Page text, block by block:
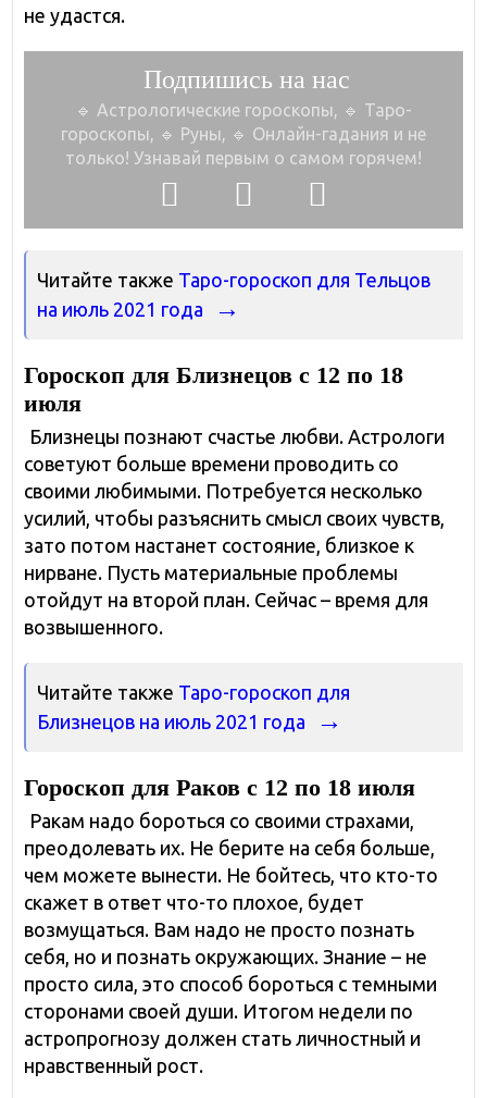
не удастся.
Подпишись на нас
🔹 Астрологические гороскопы, 🔹 Таро-
гороскопы, 🔹 Руны, 🔹 Онлайн-гадания и не
только! Узнавай первым о самом горячем!
Читайте также Таро-гороскоп для Тельцов
на июль 2021 года
Гороскоп для Близнецов с 12 по 18
июля
Близнецы познают счастье любви. Астрологи
советуют больше времени проводить со
своими любимыми. Потребуется несколько
усилий, чтобы разъяснить смысл своих чувств,
зато потом настанет состояние, близкое к
нирване. Пусть материальные проблемы
отойдут на второй план. Сейчас – время для
возвышенного.
Читайте также Таро-гороскоп для
Близнецов на июль 2021 года
Гороскоп для Раков с 12 по 18 июля
Ракам надо бороться со своими страхами,
преодолевать их. Не берите на себя больше,
чем можете вынести. Не бойтесь, что кто-то
скажет в ответ что-то плохое, будет
возмущаться. Вам надо не просто познать
себя, но и познать окружающих. Знание – не
просто сила, это способ бороться с темными
сторонами своей души. Итогом недели по
астропрогнозу должен стать личностный и
нравственный рост.